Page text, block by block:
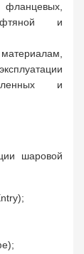
и
и
шаровой